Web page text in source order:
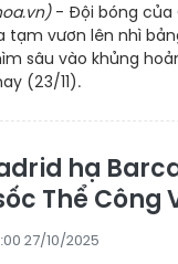
- Đội bóng của
tạm vươn lên nhì
sâu vào khủng
(23/11).
hạ
Thể Công
27/10/2025